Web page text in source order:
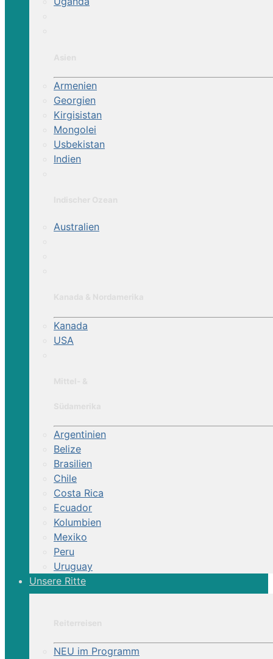
Armenien
Georgien
Kirgisistan
Mongolei
Usbekistan
Indien
Australien
Kanada
USA
Argentinien
Belize
Brasilien
Chile
Costa Rica
Ecuador
Kolumbien
Mexiko
Peru
Uruguay
Unsere Ritte
NEU im Programm